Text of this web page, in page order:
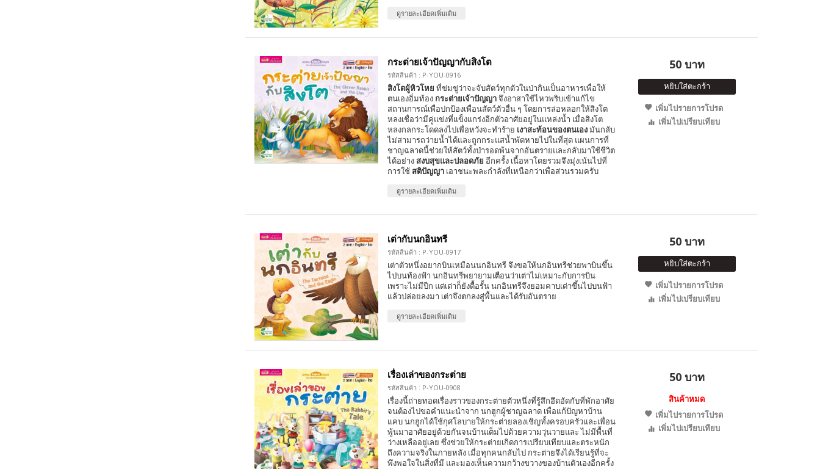
ดูรายละเอียดเพิ่มเติม
กระต่ายเจ้าปัญญากับสิงโต
รหัสสินค้า : P-YOU-0916
สิงโตผู้หิวโหย ที่ข่มขู่ว่าจะจับสัตว์ทุกตัวในป่ากินเป็นอาหารเพื่อให้
ตนเองอิ่มท้องกระต่ายเจ้าปัญญาจึงอาสาใช้ไหวพริบเข้าแก้ไข
สถานการณ์เพื่อปกป้องเพื่อนสัตว์ตัวอื่น ๆ โดยการล่อหลอกให้สิงโต
หลงเชื่อว่ามีคู่แข่งที่แข็งแกร่งอีกตัวอาศัยอยู่ในแหล่งน้ำ เมื่อสิงโต
หลงกลกระโดดลงไปเพื่อหวังจะทำร้าย เงาสะท้อนของตนเองมันกลับ
ไม่สามารถว่ายน้ำได้และถูกกระแสน้ำพัดหายไปในที่สุด แผนการที่
ชาญฉลาดนี้ช่วยให้สัตว์ทั้งป่ารอดพ้นจากอันตรายและกลับมาใช้ชีวิต
ได้อย่างสงบสุขและปลอดภัย อีกครั้ง เนื้อหาโดยรวมจึงมุ่งเน้นไปที่
การใช้สติปัญญาเอาชนะพละกำลังที่เหนือกว่าเพื่อส่วนรวมครับ
ดูรายละเอียดเพิ่มเติม
50 บาท
หยิบใส่ตะกร้า
เพิ่มไปรายการโปรด
เพิ่มไปเปรียบเทียบ
เต่ากับนกอินทรี
รหัสสินค้า : P-YOU-0917
เต่าตัวหนึ่งอยากบินเหมือนนกอินทรี จึงขอให้นกอินทรีช่วยพาบินขึ้น
ไปบนท้องฟ้า นกอินทรีพยายามเตือนว่าเต่าไม่เหมาะกับการบิน
เพราะไม่มีปีก แต่เต่าก็ยังดื้อรั้น นกอินทรีจึงยอมคาบเต่าขึ้นไปบนฟ้า
แล้วปล่อยลงมา เต่าจึงตกลงสู่พื้นและได้รับอันตราย
ดูรายละเอียดเพิ่มเติม
50 บาท
หยิบใส่ตะกร้า
เพิ่มไปรายการโปรด
เพิ่มไปเปรียบเทียบ
เรื่องเล่าของกระต่าย
รหัสสินค้า : P-YOU-0908
เรื่องนี้ถ่ายทอดเรื่องราวของกระต่ายตัวหนึ่งที่รู้สึกอึดอัดกับที่พักอาศัย
จนต้องไปขอคำแนะนำจาก นกฮูกผู้ชาญฉลาด เพื่อแก้ปัญหาบ้าน
แคบ นกฮูกได้ใช้กุศโลบายให้กระต่ายลองเชิญทั้งครอบครัวและเพื่อน
พู้นมาอาศัยอยู่ด้วยกันจนบ้านเต็มไปด้วยความวุ่นวายและ ไม่มีพื้นที่
ว่างเหลืออยู่เลย ซึ่งช่วยให้กระต่ายเกิดการเปรียบเทียบและตระหนัก
ถึงความจริงในภายหลัง เมื่อทุกคนกลับไป กระต่ายจึงได้เรียนรู้ที่จะ
พึงพอใจในสิ่งที่มี และมองเห็นความกว้างขวางของบ้านตัวเองอีกครั้ง
50 บาท
สินค้าหมด
เพิ่มไปรายการโปรด
เพิ่มไปเปรียบเทียบ